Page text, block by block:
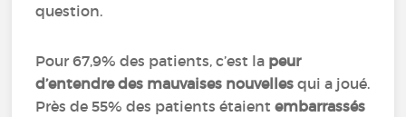
question.
Pour 67,9% des patients, c’est la peur
d’entendre des mauvaises nouvelles qui a joué.
Près de 55% des patients étaientembarrassés